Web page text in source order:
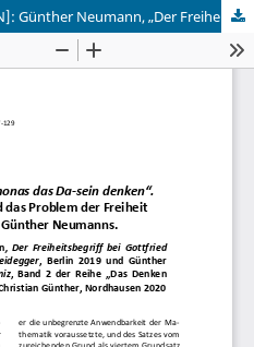
BOOK REVIEW [REZENSIONEN]: Günther Neumann, „Der Freiheitsbegriff bei Gottfried Wilhelm Leibniz und Martin Heidegger”, Berlin 2019 und Günther Neumann, „Heidegger und Leibniz”, Band 2 der Reihe „Das Denken Martin Heideggers“ Hrsg. Hans-Christian Günther, Nordhausen 2020